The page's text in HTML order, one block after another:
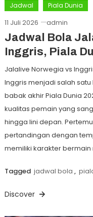
Jadwal Piala Dunia
11 Juli 2026 admin
Jadwal Bola
Inggris, Piala
Jalalive Norwegia vs
Inggris menjadi salah
babak akhir Piala Dunia
kualitas pemain yang
hingga lini depan.
pertandingan dengan
memiliki karakter
Tagged jadwal bola ,
Discover